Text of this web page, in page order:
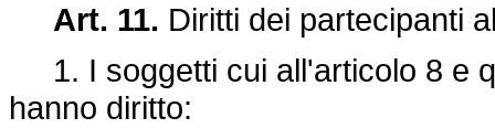
Art. 11. Diritti dei partecipanti
1. I soggetti cui all'articolo 8 e
hanno diritto: